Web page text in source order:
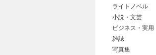
ライトノベル
小説・文芸
ビジネス・実用
雑誌
写真集